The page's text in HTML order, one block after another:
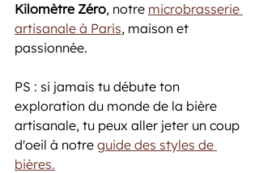
Kilomètre Zéro, notre microbrasserie
artisanale à Paris, maison et
passionnée.
PS : si jamais tu débute ton
exploration du monde de la bière
artisanale, tu peux aller jeter un coup
d'oeil à notre guide des styles de
bières.